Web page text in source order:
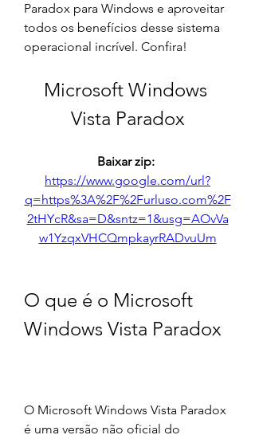
Paradox para Windows e aproveitar
todos os benefícios desse sistema
operacional incrível. Confira!
Microsoft Windows
Vista Paradox
https://www.google.com/url?
q=https%3A%2F%2Furluso.com%2F
2tHYcR&sa=D&sntz=1&usg=AOvVa
w1YzqxVHCQmpkayrRADvuUm
O que é o Microsoft
Windows Vista Paradox
O Microsoft Windows Vista Paradox
é uma versão não oficial do